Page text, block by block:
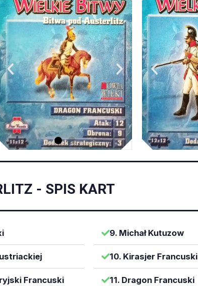
- SPIS KART
Francuski
9. Michał Kutuzow
10. Kirasjer Francuski
11. Dragon Francuski